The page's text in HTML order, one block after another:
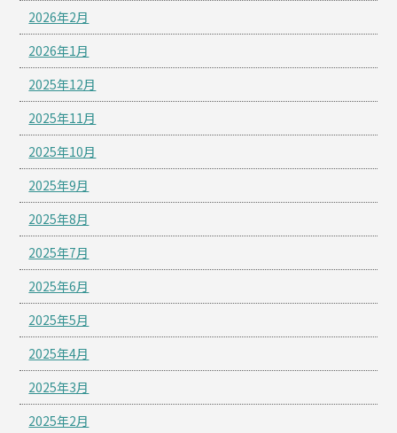
2026年2月
2026年1月
2025年12月
2025年11月
2025年10月
2025年9月
2025年8月
2025年7月
2025年6月
2025年5月
2025年4月
2025年3月
2025年2月